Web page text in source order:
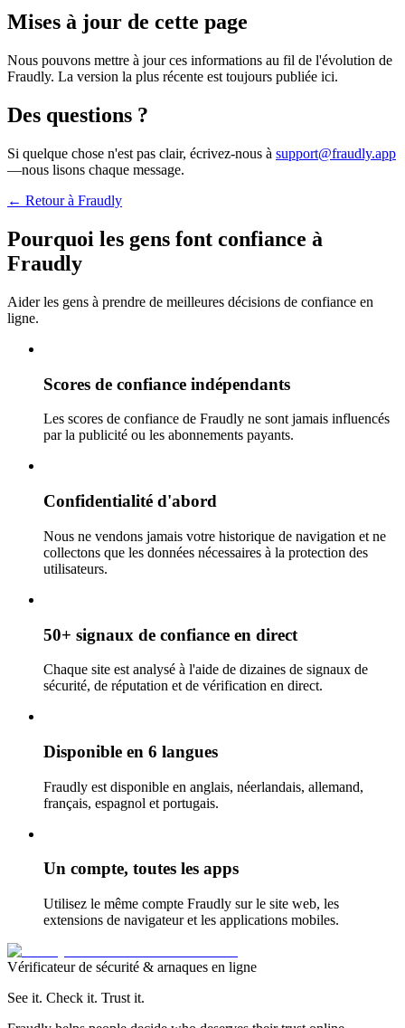
Mises à jour de cette page
Nous pouvons mettre à jour ces informations au fil de l'évolution de
Fraudly. La version la plus récente est toujours publiée ici.
Des questions ?
Si quelque chose n'est pas clair, écrivez-nous à support@fraudly.app
—nous lisons chaque message.
← Retour à Fraudly
Pourquoi les gens font confiance à
Fraudly
Aider les gens à prendre de meilleures décisions de confiance en
ligne.
Scores de confiance indépendants
Les scores de confiance de Fraudly ne sont jamais influencés
par la publicité ou les abonnements payants.
Confidentialité d'abord
Nous ne vendons jamais votre historique de navigation et ne
collectons que les données nécessaires à la protection des
utilisateurs.
50+ signaux de confiance en direct
Chaque site est analysé à l'aide de dizaines de signaux de
sécurité, de réputation et de vérification en direct.
Disponible en 6 langues
Fraudly est disponible en anglais, néerlandais, allemand,
français, espagnol et portugais.
Un compte, toutes les apps
Utilisez le même compte Fraudly sur le site web, les
extensions de navigateur et les applications mobiles.
Vérificateur de sécurité & arnaques en ligne
See it. Check it. Trust it.